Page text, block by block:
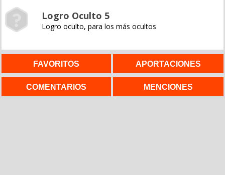
Logro Oculto 5
Logro oculto, para los más ocultos
FAVORITOS APORTACIONES
COMENTARIOS MENCIONES